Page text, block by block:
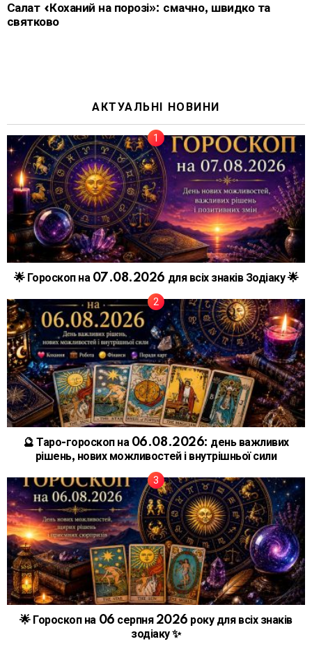
Салат «Коханий на порозі»: смачно, швидко та
святково
АКТУАЛЬНІ НОВИНИ
🌟 Гороскоп на 07.08.2026 для всіх знаків Зодіаку 🌟
🔮 Таро-гороскоп на 06.08.2026: день важливих
рішень, нових можливостей і внутрішньої сили
🌟 Гороскоп на 06 серпня 2026 року для всіх знаків
зодіаку ✨